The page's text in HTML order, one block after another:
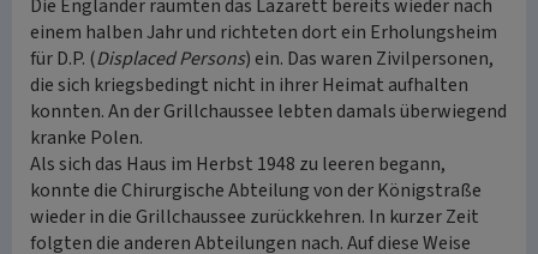
Die Engländer räumten das Lazarett bereits wieder nach
einem halben Jahr und richteten dort ein Erholungsheim
für D.P. (Displaced Persons) ein. Das waren Zivilpersonen,
die sich kriegsbedingt nicht in ihrer Heimat aufhalten
konnten. An der Grillchaussee lebten damals überwiegend
kranke Polen.
Als sich das Haus im Herbst 1948 zu leeren begann,
konnte die Chirurgische Abteilung von der Königstraße
wieder in die Grillchaussee zurückkehren. In kurzer Zeit
folgten die anderen Abteilungen nach. Auf diese Weise